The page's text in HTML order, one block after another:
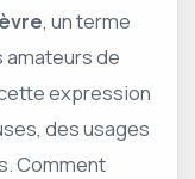
, un terme
amateurs de
expression
des usages
Comment